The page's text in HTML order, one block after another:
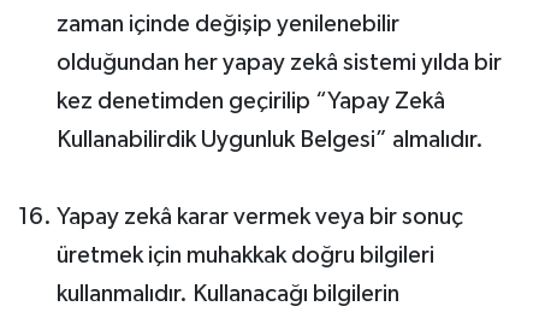
zaman içinde değişip yenilenebilir
olduğundan her yapay zekâ sistemi yılda bir
kez denetimden geçirilip “Yapay Zekâ
Kullanabilirdik Uygunluk Belgesi” almalıdır.
Yapay zekâ karar vermek veya bir sonuç
üretmek için muhakkak doğru bilgileri
kullanmalıdır. Kullanacağı bilgilerin